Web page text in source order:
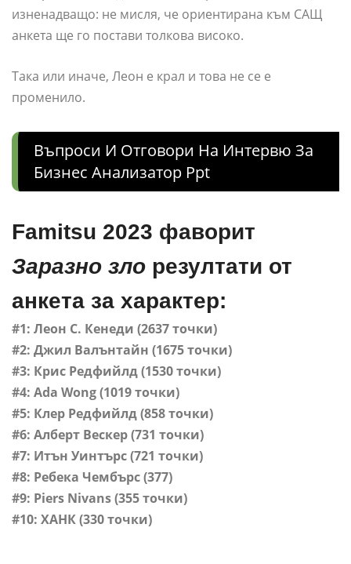
изненадващо: не мисля, че ориентирана към САЩ
анкета ще го постави толкова високо.
Така или иначе, Леон е крал и това не се е
променило.
Въпроси И Отговори На Интервю За
Бизнес Анализатор Ppt
Famitsu 2023 фаворит
Заразно зло резултати от
анкета за характер:
#1: Леон С. Кенеди (2637 точки)
#2: Джил Валънтайн (1675 точки)
#3: Крис Редфийлд (1530 точки)
#4: Ada Wong (1019 точки)
#5: Клер Редфийлд (858 точки)
#6: Алберт Вескер (731 точки)
#7: Итън Уинтърс (721 точки)
#8: Ребека Чембърс (377)
#9: Piers Nivans (355 точки)
#10: ХАНК (330 точки)